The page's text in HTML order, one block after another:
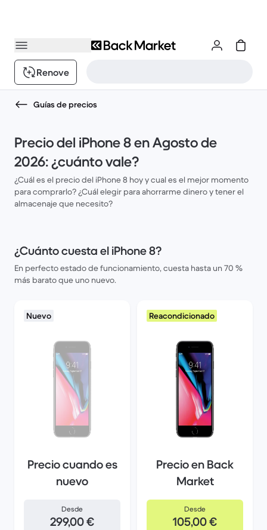
Renove
Guías de precios
Precio del iPhone 8 en Agosto de
2026: ¿cuánto vale?
¿Cuál es el precio del iPhone 8 hoy y cual es el mejor momento
para comprarlo? ¿Cuál elegir para ahorrarme dinero y tener el
almacenaje que necesito?
¿Cuánto cuesta el iPhone 8?
En perfecto estado de funcionamiento, cuesta hasta un 70 %
más barato que uno nuevo.
Nuevo
Precio cuando es
nuevo
Desde
299,00 €
Reacondicionado
Precio en Back
Market
Desde
105,00 €